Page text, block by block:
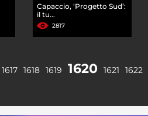
Capaccio, ‘Progetto Sud’:
il tu...
2817
1617 1618 1619 1620 1621 1622